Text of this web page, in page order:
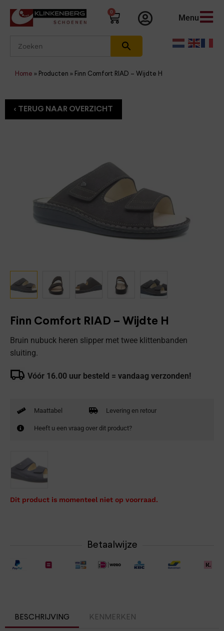
0
Menu
Home » Producten » Finn Comfort RIAD – Wijdte H
Finn Comfort RIAD – Wijdte H
Bruin nubuck heren slipper met twee klittenbanden
sluiting.
Vóór 16.00 uur besteld = vandaag verzonden!
Maattabel Levering en retour
Heeft u een vraag over dit product?
Dit product is momenteel niet op voorraad.
Betaalwijze
BESCHRIJVING KENMERKEN